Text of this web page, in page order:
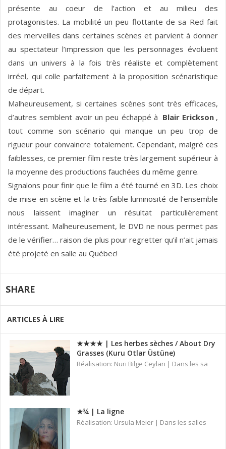
présente au coeur de l’action et au milieu des
protagonistes. La mobilité un peu flottante de sa Red fait
des merveilles dans certaines scènes et parvient à donner
au spectateur l’impression que les personnages évoluent
dans un univers à la fois très réaliste et complètement
irréel, qui colle parfaitement à la proposition scénaristique
de départ.
Malheureusement, si certaines scènes sont très efficaces,
d’autres semblent avoir un peu échappé à Blair Erickson ,
tout comme son scénario qui manque un peu trop de
rigueur pour convaincre totalement. Cependant, malgré ces
faiblesses, ce premier film reste très largement supérieur à
la moyenne des productions fauchées du même genre.
Signalons pour finir que le film a été tourné en 3D. Les choix
de mise en scène et la très faible luminosité de l’ensemble
nous laissent imaginer un résultat particulièrement
intéressant. Malheureusement, le DVD ne nous permet pas
de le vérifier… raison de plus pour regretter qu’il n’ait jamais
été projeté en salle au Québec!
SHARE
ARTICLES À LIRE
★★★★ | Les herbes sèches / About Dry
Grasses (Kuru Otlar Üstüne)
Réalisation: Nuri Bilge Ceylan | Dans les sa
★¾ | La ligne
Réalisation: Ursula Meier | Dans les salles